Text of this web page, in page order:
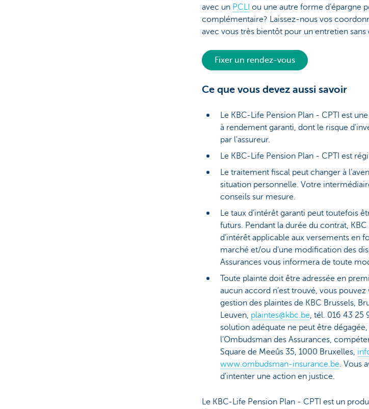
avec un PCLI ou une autre forme d’épargne
complémentaire? Laissez-nous vos
avec vous très bientôt pour un entretien sans
Fixer un rendez-vous
Ce que vous devez aussi savoir
Le KBC-Life Pension Plan - CPTI est
à rendement garanti, dont le risque
par l'assureur.
Le KBC-Life Pension Plan - CPTI est
Le traitement fiscal peut changer à
situation personnelle. Votre
conseils sur mesure.
Le taux d’intérêt garanti peut toutefois
futurs. Pendant la durée du contrat,
d’intérêt applicable aux versements en
marché et/ou d’une modification des
Assurances vous informera de toute
Toute plainte doit être adressée en
aucun accord n’est trouvé, vous pouvez
gestion des plaintes de KBC Brussels,
Leuven, plaintes@kbc.be, tél. 016 43 25
solution adéquate ne peut être
l’Ombudsman des Assurances,
Square de Meeûs 35, 1000 Bruxelles,
www.ombudsman-insurance.be. Vous
d'intenter une action en justice.
Le KBC-Life Pension Plan - CPTI est un